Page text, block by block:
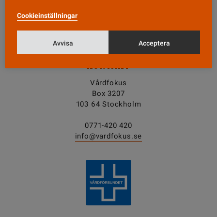
KONTAKT
Vårdfokus
Box 3207
103 64 Stockholm
0771-420 420
info@vardfokus.se
Cookieinställningar
Avvisa Acceptera